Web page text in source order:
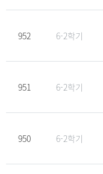
952 6-2학기
951 6-2학기
950 6-2학기